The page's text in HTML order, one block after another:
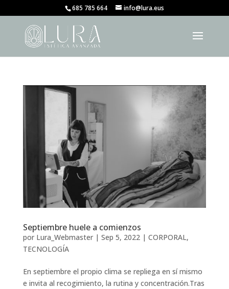
685 785 664 info@lura.eus
Septiembre huele a comienzos
por Lura_Webmaster| Sep 5, 2022| CORPORAL,
TECNOLOGÍA
En septiembre el propio clima se repliega en sí mismo
e invita al recogimiento, la rutina y concentración.Tras